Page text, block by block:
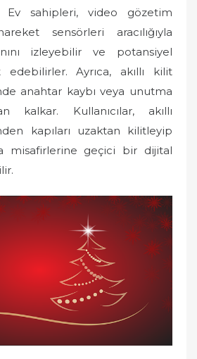
Ev sahipleri, video gözetim
sensörleri aracılığıyla
izleyebilir ve potansiyel
Ayrıca, akıllı kilit
anahtar kaybı veya unutma
kalkar. Kullanıcılar, akıllı
kapıları uzaktan kilitleyip
misafirlerine geçici bir dijital